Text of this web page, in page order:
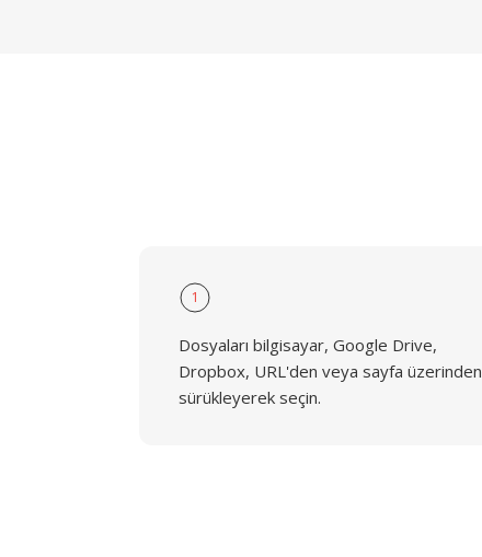
1
Dosyaları bilgisayar, Google Drive,
Dropbox, URL'den veya sayfa üzerinden
sürükleyerek seçin.